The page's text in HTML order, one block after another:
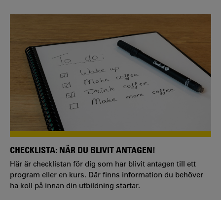
CHECKLISTA: NÄR DU BLIVIT ANTAGEN!
Här är checklistan för dig som har blivit antagen till ett
program eller en kurs. Där finns information du behöver
ha koll på innan din utbildning startar.